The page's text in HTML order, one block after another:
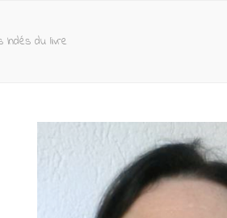
du livre